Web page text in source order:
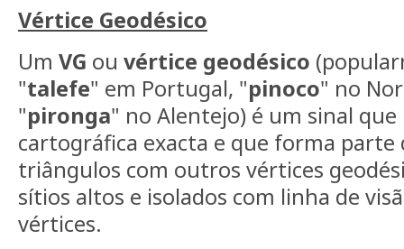
Vértice Geodésico
Um VG ou vértice geodésico
"talefe" em Portugal, "pinoco" no
"pironga" no Alentejo) é um sinal
cartográfica exacta e que forma parte
triângulos com outros vértices
sítios altos e isolados com linha de
vértices.